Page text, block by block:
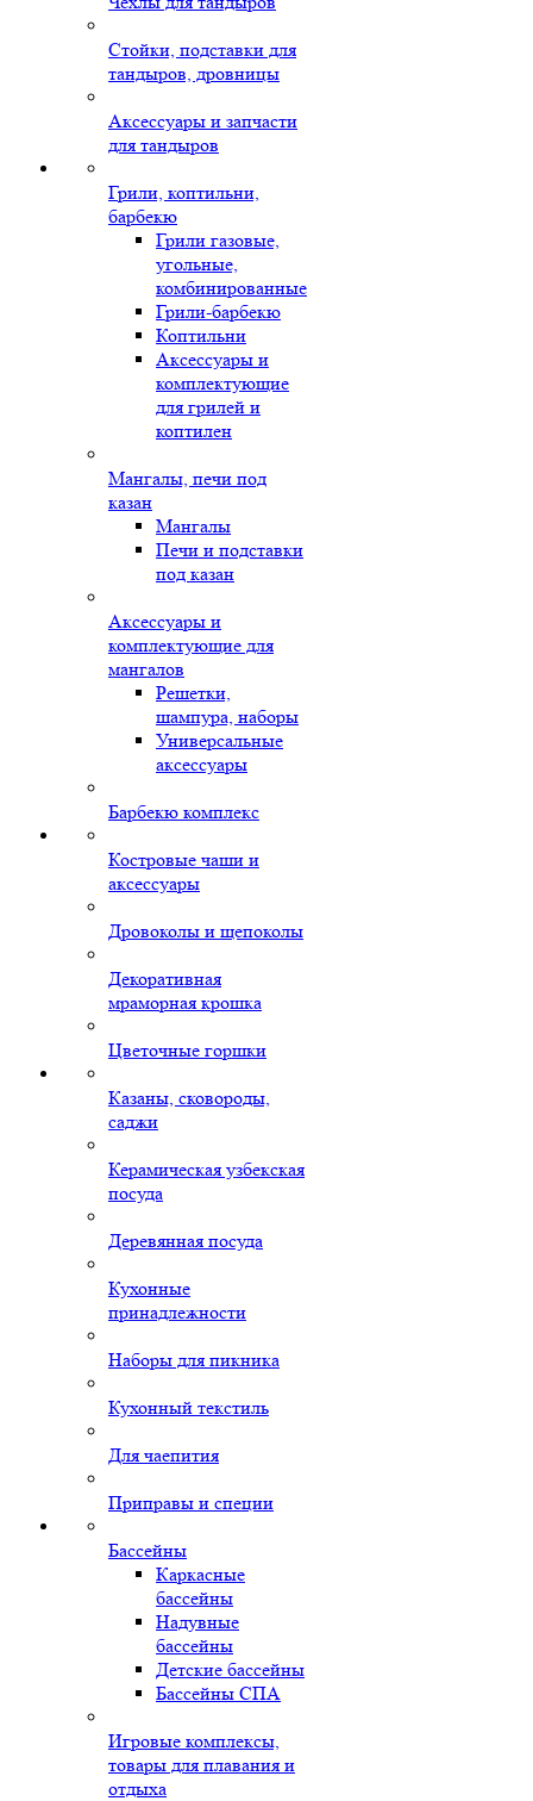
Стойки, подставки для
тандыров, дровницы
Аксессуары и запчасти
для тандыров
Грили, коптильни,
барбекю
Грили газовые,
угольные,
комбинированные
Грили-барбекю
Коптильни
Аксессуары и
комплектующие
для грилей и
коптилен
Мангалы, печи под
казан
Мангалы
Печи и подставки
под казан
Аксессуары и
комплектующие для
мангалов
Решетки,
шампура, наборы
Универсальные
аксессуары
Барбекю комплекс
Костровые чаши и
аксессуары
Дровоколы и щепоколы
Декоративная
мраморная крошка
Цветочные горшки
Казаны, сковороды,
саджи
Керамическая узбекская
посуда
Деревянная посуда
Кухонные
принадлежности
Наборы для пикника
Кухонный текстиль
Для чаепития
Приправы и специи
Бассейны
Каркасные
бассейны
Надувные
бассейны
Детские бассейны
Бассейны СПА
Игровые комплексы,
товары для плавания и
отдыха